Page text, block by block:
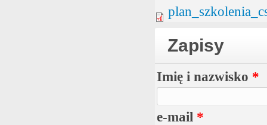
Zapisy
Imię i nazwisko *
e-mail *